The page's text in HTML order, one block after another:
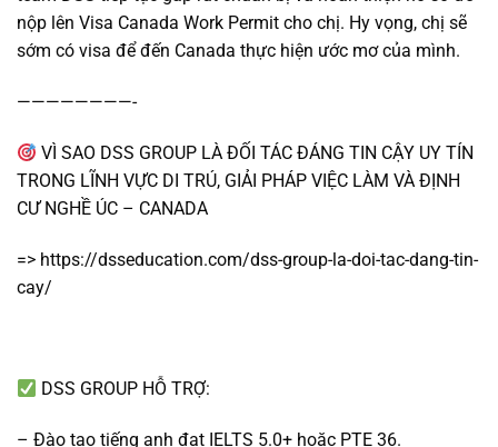
nộp lên Visa Canada Work Permit cho chị. Hy vọng, chị sẽ
sớm có visa để đến Canada thực hiện ước mơ của mình.
————————-
VÌ SAO DSS GROUP LÀ ĐỐI TÁC ĐÁNG TIN CẬY UY TÍN
TRONG LĨNH VỰC DI TRÚ, GIẢI PHÁP VIỆC LÀM VÀ ĐỊNH
CƯ NGHỀ ÚC – CANADA
=> https://dsseducation.com/dss-group-la-doi-tac-dang-tin-
cay/
DSS GROUP HỖ TRỢ:
– Đào tạo tiếng anh đạt IELTS 5.0+ hoặc PTE 36.